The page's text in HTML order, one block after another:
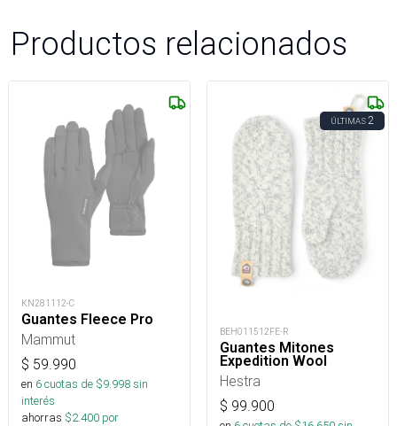
Productos relacionados
KN281112-C
Guantes Fleece Pro
Mammut
$ 59.990
en 6cuotas de $9.998sin
interés
ahorras $2.400 por
ÚLTIMAS2
BEH011512FE-R
Guantes Mitones
Expedition Wool
Hestra
$ 99.900